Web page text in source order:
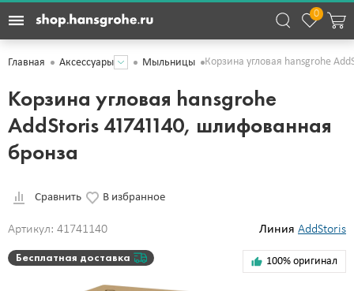
0
Главная Аксессуары Мыльницы Корзина угловая hansgrohe
Корзина угловая hansgrohe
AddStoris 41741140, шлифованная
бронза
Сравнить В избранное
Артикул: 41741140 Линия AddStoris
Бесплатная доставка 100% оригинал